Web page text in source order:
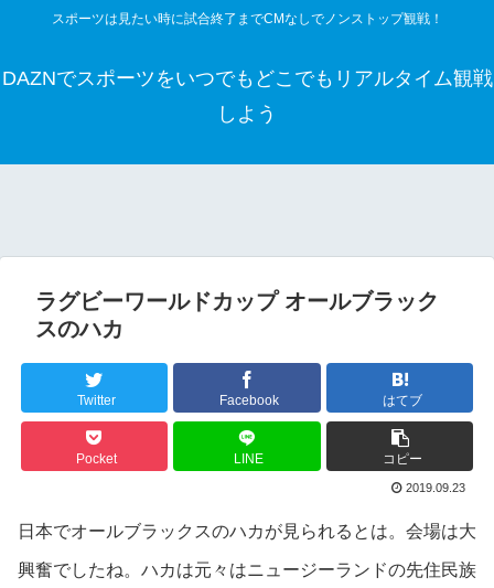
スポーツは見たい時に試合終了までCMなしでノンストップ観戦！
DAZNでスポーツをいつでもどこでもリアルタイム観戦
しよう
ラグビーワールドカップ オールブラック
スのハカ
Twitter Facebook はてブ
Pocket LINE コピー
2019.09.23
日本でオールブラックスのハカが見られるとは。会場は大
興奮でしたね。ハカは元々はニュージーランドの先住民族